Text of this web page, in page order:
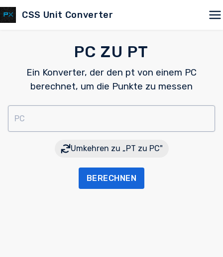
CSS Unit Converter
PC ZU PT
Ein Konverter, der den pt von einem PC
berechnet, um die Punkte zu messen
PC
Umkehren zu „PT zu PC"
BERECHNEN